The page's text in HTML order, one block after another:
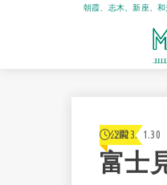
朝霞、志木、新座、
公園
2023.01.30
富士